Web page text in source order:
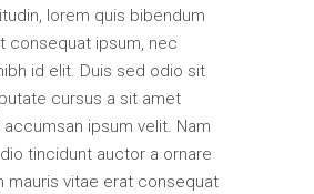
lorem quis bibendum
consequat ipsum, nec
id elit. Duis sed odio sit
cursus a sit amet
accumsan ipsum velit. Nam
tincidunt auctor a ornare
mauris vitae erat consequat